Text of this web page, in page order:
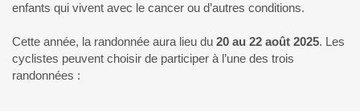
enfants qui vivent avec le cancer ou d’autres conditions.
Cette année, la randonnée aura lieu du 20 au 22 août 2025. Les
cyclistes peuvent choisir de participer à l’une des trois
randonnées :